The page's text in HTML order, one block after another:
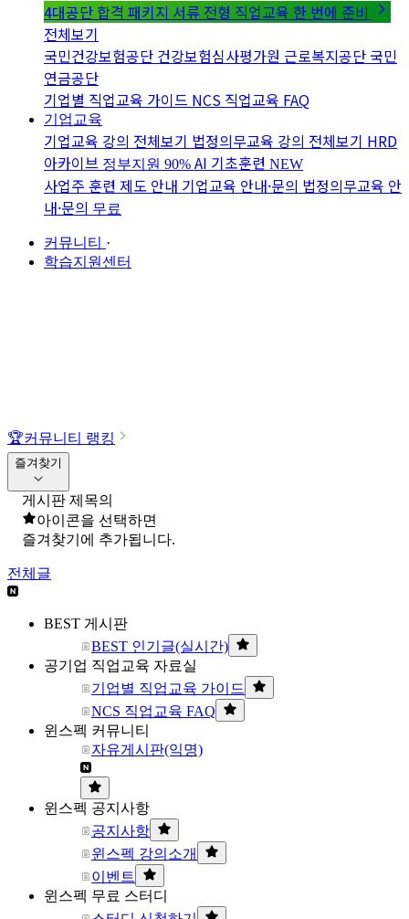
4대공단 합격 패키지 서류 전형 직업교육 한 번에 준비
전체보기
국민건강보험공단 건강보험심사평가원 근로복지공단 국민
연금공단
기업별 직업교육 가이드 NCS 직업교육 FAQ
기업교육
기업교육 강의 전체보기 법정의무교육 강의 전체보기 HRD
아카이브 정부지원 90% AI 기초훈련 NEW
사업주 훈련 제도 안내 기업교육 안내·문의 법정의무교육 안
내·문의 무료
커뮤니티 ·
학습지원센터
🏆커뮤니티 랭킹
즐겨찾기
게시판 제목의
아이콘을 선택하면
즐겨찾기에 추가됩니다.
전체글
BEST 게시판
BEST 인기글(실시간)
공기업 직업교육 자료실
기업별 직업교육 가이드
NCS 직업교육 FAQ
윈스펙 커뮤니티
자유게시판(익명)
윈스펙 공지사항
공지사항
윈스펙 강의소개
이벤트
윈스펙 무료 스터디